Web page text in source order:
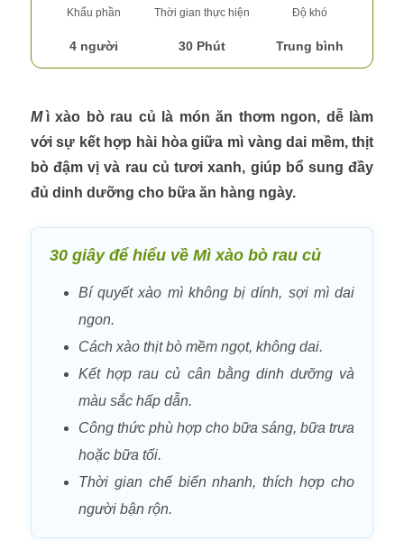
Khẩu phần
4 người
Thời gian thực hiện
30 Phút
Độ khó
Trung bình
Mì xào bò rau củ là món ăn thơm ngon, dễ làm
với sự kết hợp hài hòa giữa mì vàng dai mềm, thịt
bò đậm vị và rau củ tươi xanh, giúp bổ sung đầy
đủ dinh dưỡng cho bữa ăn hàng ngày.
30 giây để hiểu về Mì xào bò rau củ
Bí quyết xào mì không bị dính, sợi mì dai
ngon.
Cách xào thịt bò mềm ngọt, không dai.
Kết hợp rau củ cân bằng dinh dưỡng và
màu sắc hấp dẫn.
Công thức phù hợp cho bữa sáng, bữa trưa
hoặc bữa tối.
Thời gian chế biến nhanh, thích hợp cho
người bận rộn.